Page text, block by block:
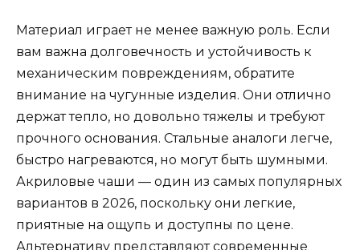
Материал играет не менее важную роль. Если
вам важна долговечность и устойчивость к
механическим повреждениям, обратите
внимание на чугунные изделия. Они отлично
держат тепло, но довольно тяжелы и требуют
прочного основания. Стальные аналоги легче,
быстро нагреваются, но могут быть шумными.
Акриловые чаши — один из самых популярных
вариантов в 2026, поскольку они легкие,
приятные на ощупь и доступны по цене.
Альтернативу представляют современные